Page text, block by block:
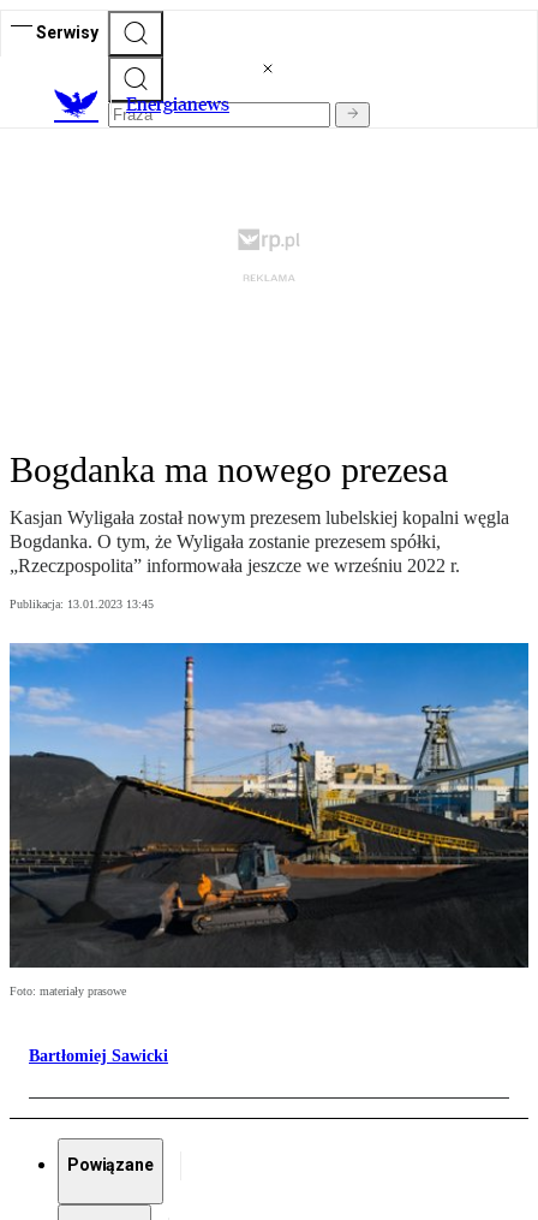
Serwisy
Energianews
Bogdanka ma nowego prezesa
Kasjan Wyligała został nowym prezesem lubelskiej kopalni węgla
Bogdanka. O tym, że Wyligała zostanie prezesem spółki,
„Rzeczpospolita” informowała jeszcze we wrześniu 2022 r.
Publikacja: 13.01.2023 13:45
Foto: materiały prasowe
Bartłomiej Sawicki
Powiązane